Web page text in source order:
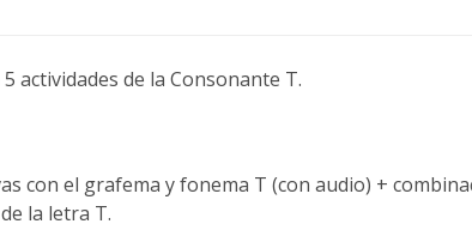
actividades de la Consonante T.
con el grafema y fonema T (con audio) +
la letra T.